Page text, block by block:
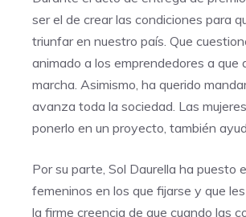
ser el de crear las condiciones para
triunfar en nuestro país. Que
animado a los emprendedores a
marcha. Asimismo, ha querido
avanza toda la sociedad. Las
ponerlo en un proyecto, también
Por su parte, Sol Daurella ha
femeninos en los que fijarse y que
la firme creencia de que cuando las